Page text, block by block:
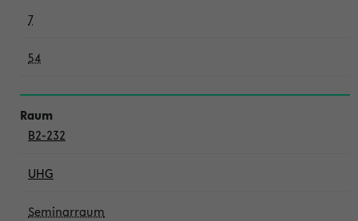
7
54
B2-232
UHG
Seminarraum